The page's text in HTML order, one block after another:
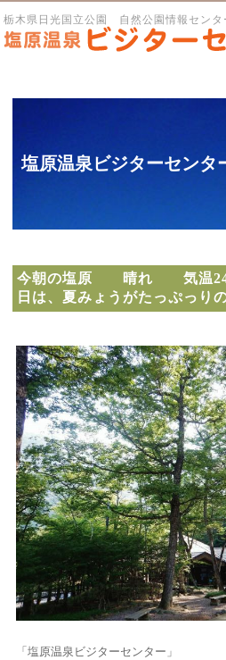
栃木県日光国立公園 自然公園情報センタ
塩原温泉ビジターセンタ
今朝の塩原 晴れ 気
日は、夏みょうがたっぷっり
「塩原温泉ビジターセンター」